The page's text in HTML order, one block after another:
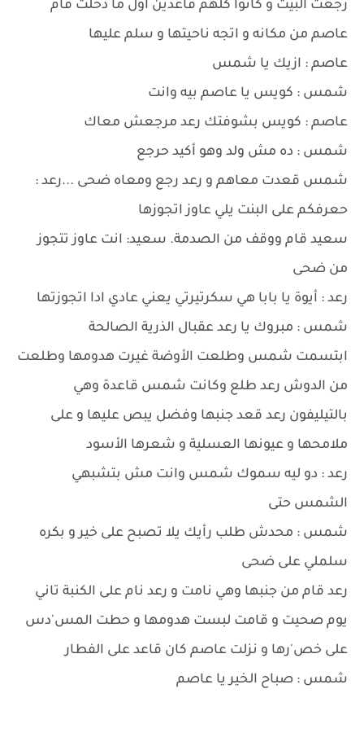
رجعت البيت و كانوا كلهم قاعدين أول ما دخلت قام
عاصم من مكانه و اتجه ناحيتها و سلم عليها
عاصم : ازيك يا شمس
شمس : كويس يا عاصم بيه وانت
عاصم : كويس بشوفتك رعد مرجعش معاك
شمس : ده مش ولد وهو أكيد حرجع
شمس قعدت معاهم و رعد رجع ومعاه ضحى ...رعد :
حعرفكم على البنت يلي عاوز اتجوزها
سعيد قام ووقف من الصدمة. سعيد: انت عاوز تتجوز
من ضحى
رعد : أيوة يا بابا هي سكرتيرتي يعني عادي ادا اتجوزتها
شمس : مبروك يا رعد عقبال الذرية الصالحة
ابتسمت شمس وطلعت الأوضة غيرت هدومها وطلعت
من الدوش رعد طلع وكانت شمس قاعدة وهي
بالتيليفون رعد قعد جنبها وفضل يبص عليها و على
ملامحها و عيونها العسلية و شعرها الأسود
رعد : دو ليه سموك شمس وانت مش بتشبهي
الشمس حتى
شمس : محدش طلب رأيك يلا تصبح على خير و بكره
سلملي على ضحى
رعد قام من جنبها وهي نامت و رعد نام على الكنبة تاني
يوم صحيت و قامت لبست هدومها و حطت المس'دس
على خص'رها و نزلت عاصم كان قاعد على الفطار
شمس : صباح الخير يا عاصم